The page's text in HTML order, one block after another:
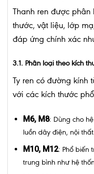
Thanh ren được
thước, vật liệu, lớp
đáp ứng chính xác
3.1. Phân loại theo kích
Ty ren có đường kính
với các kích thước
M6, M8: Dùng cho
luồn dây điện, nội
M10, M12: Phổ biến
trung bình như hệ